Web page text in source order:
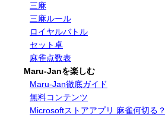
三麻
三麻ルール
ロイヤルバトル
セット卓
麻雀点数表
Maru-Janを楽しむ
Maru-Jan徹底ガイド
無料コンテンツ
Microsoftストアアプリ 麻雀何切る？